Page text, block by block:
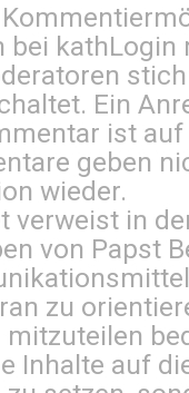
bei kathLogin
Ein
ist
geben
wieder.
verweist in
von Papst
zu
mitzuteilen
Inhalte auf